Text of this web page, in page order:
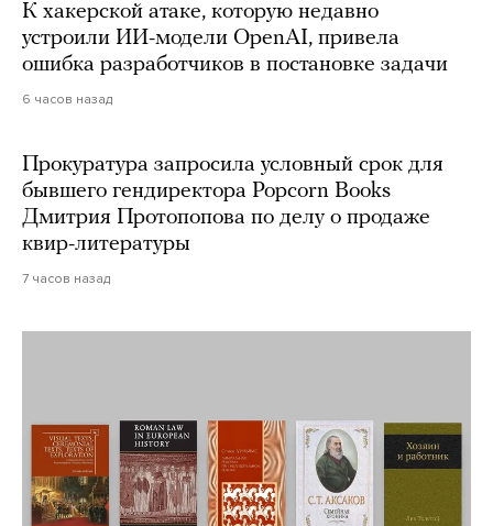
К хакерской атаке, которую недавно
устроили ИИ-модели OpenAI, привела
ошибка разработчиков в постановке задачи
6 часов назад
Прокуратура запросила условный срок для
бывшего гендиректора Popcorn Books
Дмитрия Протопопова по делу о продаже
квир-литературы
7 часов назад